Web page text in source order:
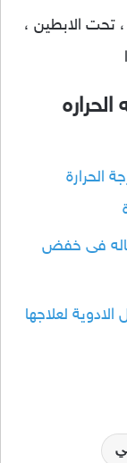
، تحت الابطين ،
الحرارة
فى خفض
لعلاجها